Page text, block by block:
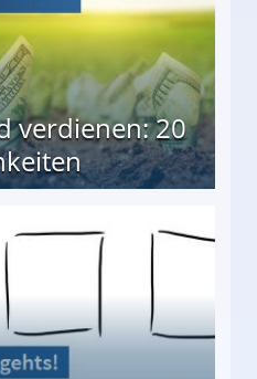
verdienen: 20